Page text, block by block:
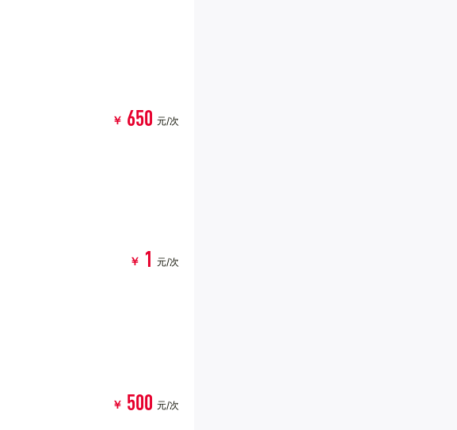
￥ 650 元/次
￥ 1 元/次
￥ 500 元/次